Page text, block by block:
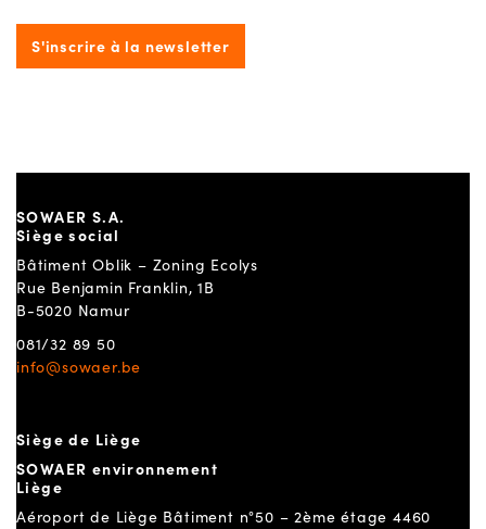
S'inscrire à la newsletter
SOWAER S.A.
Siège social
Bâtiment Oblik – Zoning Ecolys
Rue Benjamin Franklin, 1B
B-5020 Namur
081/32 89 50
info@sowaer.be
Siège de Liège
SOWAER environnement
Liège
Aéroport de Liège Bâtiment n°50 – 2ème étage 4460